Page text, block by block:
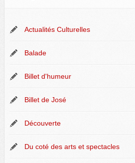
Actualités Culturelles
Balade
Billet d'humeur
Billet de José
Découverte
Du coté des arts et spectacles